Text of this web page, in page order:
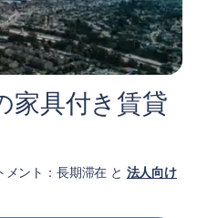
家具付き賃貸
メント：長期滞在 と 法人向け